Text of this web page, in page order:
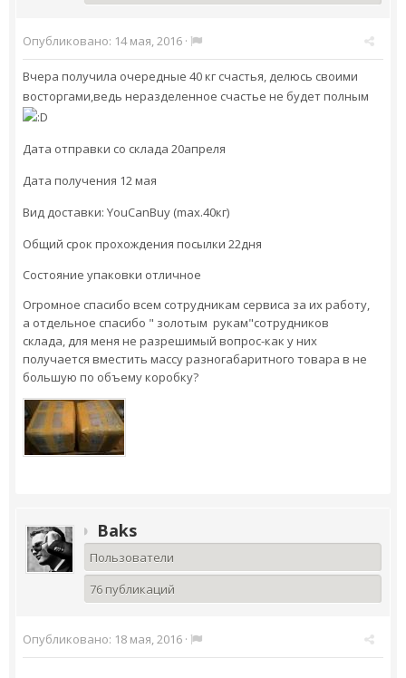
Опубликовано: 14 мая, 2016 ·
Вчера получила очередные 40 кг счастья, делюсь своими
восторгами,ведь неразделенное счастье не будет полным
Дата отправки со склада 20апреля
Дата получения 12 мая
Вид доставки: YouCanBuy (max.40кг)
Общий срок прохождения посылки 22дня
Состояние упаковки отличное
Огромное спасибо всем сотрудникам сервиса за их работу,
а отдельное спасибо " золотым рукам"сотрудников
склада, для меня не разрешимый вопрос-как у них
получается вместить массу разногабаритного товара в не
большую по объему коробку?
Baks
Пользователи
76 публикаций
Опубликовано: 18 мая, 2016 ·